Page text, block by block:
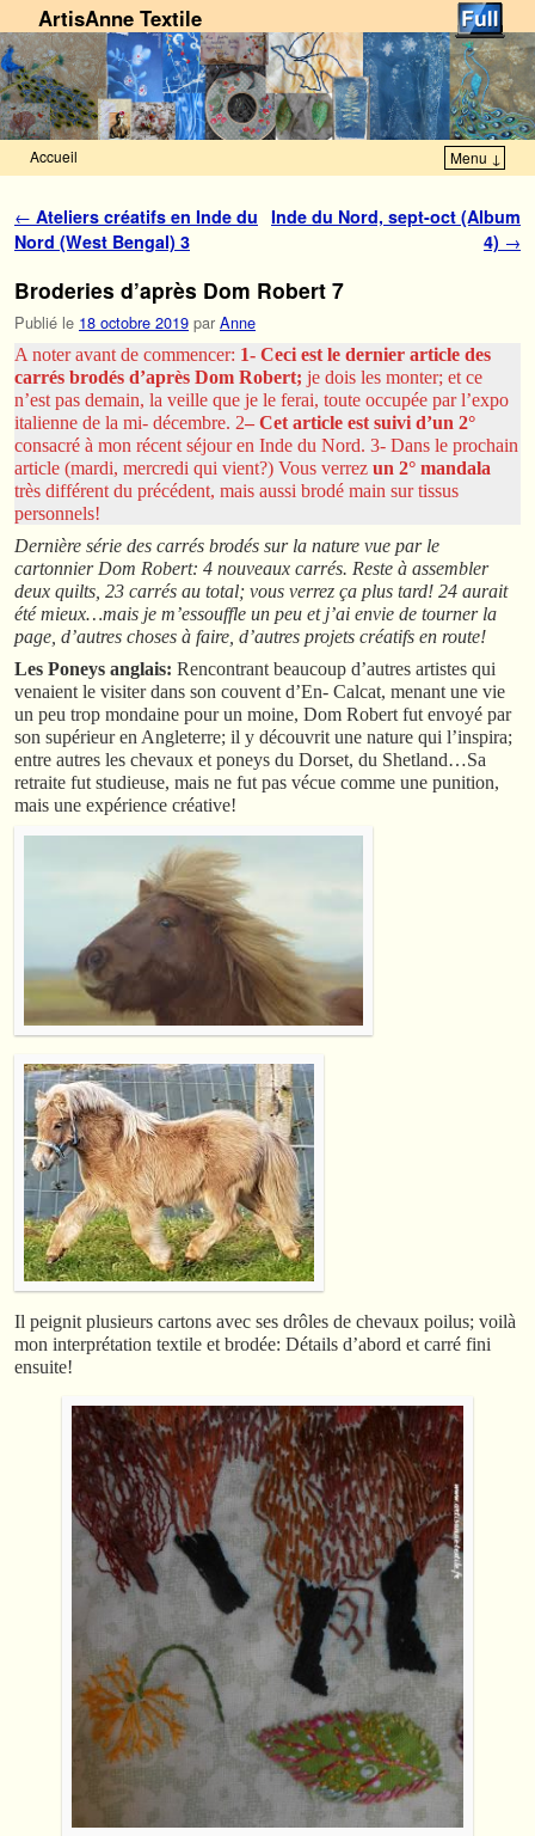
ArtisAnne Textile
Accueil Menu ↓
Navigation des articles
← Ateliers créatifs en Inde du
Nord (West Bengal) 3
Inde du Nord, sept-oct (Album
4) →
Broderies d’après Dom Robert 7
Publié le 18 octobre 2019 par Anne
A noter avant de commencer: 1- Ceci est le dernier article des
carrés brodés d’après Dom Robert; je dois les monter; et ce
n’est pas demain, la veille que je le ferai, toute occupée par l’expo
italienne de la mi- décembre. 2– Cet article est suivi d’un 2°
consacré à mon récent séjour en Inde du Nord. 3- Dans le prochain
article (mardi, mercredi qui vient?) Vous verrez un 2° mandala
très différent du précédent, mais aussi brodé main sur tissus
personnels!
Dernière série des carrés brodés sur la nature vue par le
cartonnier Dom Robert: 4 nouveaux carrés. Reste à assembler
deux quilts, 23 carrés au total; vous verrez ça plus tard! 24 aurait
été mieux…mais je m’essouffle un peu et j’ai envie de tourner la
page, d’autres choses à faire, d’autres projets créatifs en route!
Les Poneys anglais: Rencontrant beaucoup d’autres artistes qui
venaient le visiter dans son couvent d’En- Calcat, menant une vie
un peu trop mondaine pour un moine, Dom Robert fut envoyé par
son supérieur en Angleterre; il y découvrit une nature qui l’inspira;
entre autres les chevaux et poneys du Dorset, du Shetland…Sa
retraite fut studieuse, mais ne fut pas vécue comme une punition,
mais une expérience créative!
Il peignit plusieurs cartons avec ses drôles de chevaux poilus; voilà
mon interprétation textile et brodée: Détails d’abord et carré fini
ensuite!